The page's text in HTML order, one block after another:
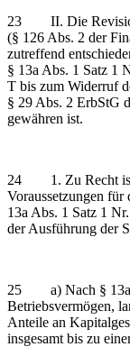
23 II. Die Revision
(§ 126 Abs. 2 der
zutreffend
§ 13a Abs. 1 Satz 1
T bis zum Widerruf
§ 29 Abs. 2 ErbStG
gewähren ist.
24 1. Zu Recht ist
Voraussetzungen für
13a Abs. 1 Satz 1
der Ausführung der
25 a) Nach § 13a
Betriebsvermögen,
Anteile an
insgesamt bis zu